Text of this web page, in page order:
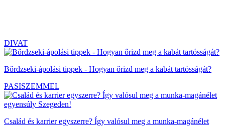
DIVAT
Bőrdzseki-ápolási tippek - Hogyan őrizd meg a kabát tartósságát?
PASISZEMMEL
Család és karrier egyszerre? Így valósul meg a munka-magánélet